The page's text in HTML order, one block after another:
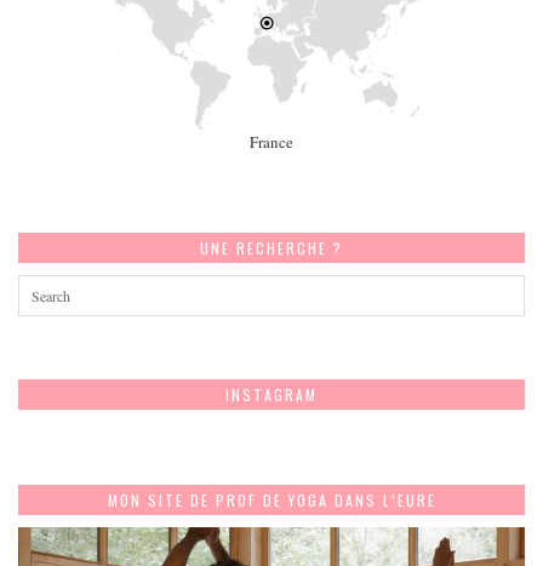
France
UNE RECHERCHE ?
INSTAGRAM
MON SITE DE PROF DE YOGA DANS L’EURE